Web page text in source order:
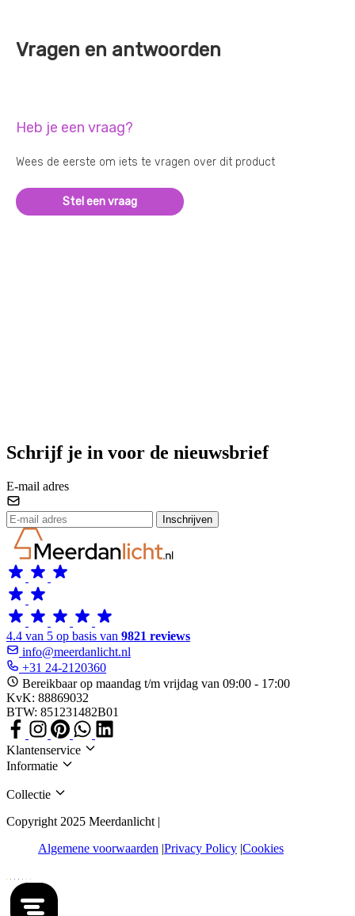
Vragen en antwoorden
Heb je een vraag?
Wees de eerste om iets te vragen over dit product
Stel een vraag
Schrijf je in voor de nieuwsbrief
E-mail adres
Inschrijven
4.4 van 5 op basis van 9821 reviews
info@meerdanlicht.nl
+31 24-2120360
Bereikbaar op maandag t/m vrijdag van 09:00 - 17:00
KvK: 88869032
BTW: 851231482B01
Klantenservice
Informatie
Collectie
Copyright 2025 Meerdanlicht |
Algemene voorwaarden Privacy Policy Cookies